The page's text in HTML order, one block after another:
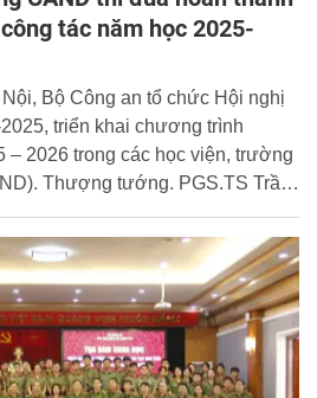
tác năm học 2025-
Bộ Công an tổ chức Hội nghị
triển khai chương trình
– 2026 trong các học viện, trường
Thượng tướng. PGS.TS Trần